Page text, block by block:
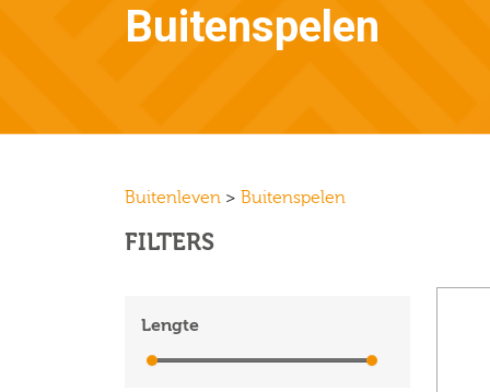
Buitenspelen
Buitenleven > Buitenspelen
FILTERS
Lengte